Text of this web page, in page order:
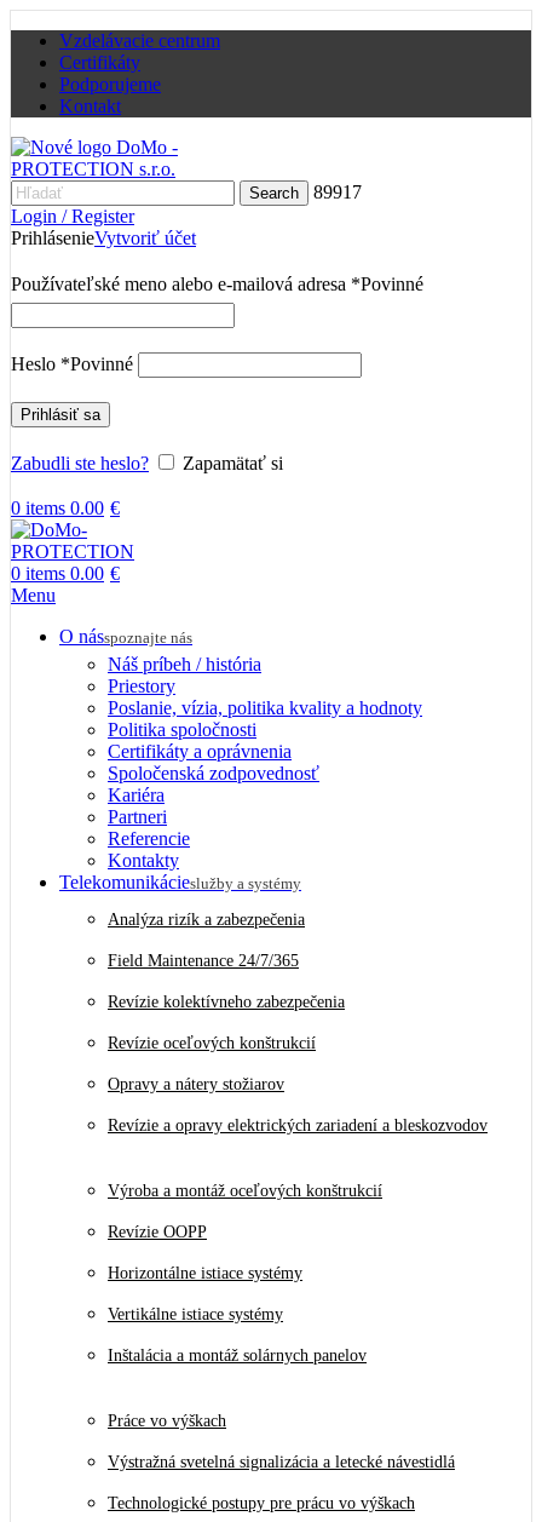
Vzdelávacie centrum
Certifikáty
Podporujeme
Kontakt
Search
89917
Login / Register
PrihlásenieVytvoriť účet
Používateľské meno alebo e-mailová adresa *Povinné
Heslo *Povinné
Prihlásiť sa
Zabudli ste heslo? Zapamätať si
0 items 0.00 €
0 items 0.00 €
Menu
O násspoznajte nás
Náš príbeh / história
Priestory
Poslanie, vízia, politika kvality a hodnoty
Politika spoločnosti
Certifikáty a oprávnenia
Spoločenská zodpovednosť
Kariéra
Partneri
Referencie
Kontakty
Telekomunikácieslužby a systémy
Analýza rizík a zabezpečenia
Field Maintenance 24/7/365
Revízie kolektívneho zabezpečenia
Revízie oceľových konštrukcií
Opravy a nátery stožiarov
Revízie a opravy elektrických zariadení a bleskozvodov
Výroba a montáž oceľových konštrukcií
Revízie OOPP
Horizontálne istiace systémy
Vertikálne istiace systémy
Inštalácia a montáž solárnych panelov
Práce vo výškach
Výstražná svetelná signalizácia a letecké návestidlá
Technologické postupy pre prácu vo výškach